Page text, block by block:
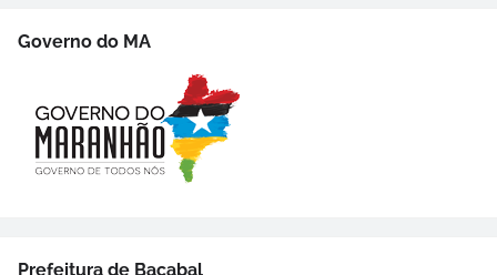
Governo do MA
Prefeitura de Bacabal